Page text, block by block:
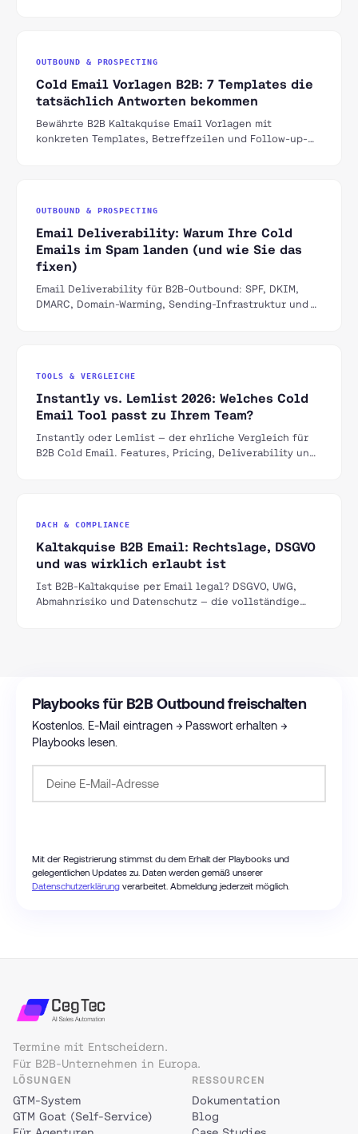
OUTBOUND & PROSPECTING
Cold Email Vorlagen B2B: 7 Templates die
tatsächlich Antworten bekommen
Bewährte B2B Kaltakquise Email Vorlagen mit
konkreten Templates, Betreffzeilen und Follow-up-
OUTBOUND & PROSPECTING
Email Deliverability: Warum Ihre Cold
Emails im Spam landen (und wie Sie das
fixen)
Email Deliverability für B2B-Outbound: SPF, DKIM,
DMARC, Domain-Warming, Sending-Infrastruktur und
TOOLS & VERGLEICHE
Instantly vs. Lemlist 2026: Welches Cold
Email Tool passt zu Ihrem Team?
Instantly oder Lemlist — der ehrliche Vergleich für
B2B Cold Email. Features, Pricing, Deliverability und
DACH & COMPLIANCE
Kaltakquise B2B Email: Rechtslage, DSGVO
und was wirklich erlaubt ist
Ist B2B-Kaltakquise per Email legal? DSGVO, UWG,
Abmahnrisiko und Datenschutz — die vollständige
Playbooks für B2B Outbound freischalten
Kostenlos. E-Mail eintragen → Passwort erhalten →
Playbooks lesen.
Mit der Registrierung stimmst du dem Erhalt der Playbooks und
gelegentlichen Updates zu. Daten werden gemäß unserer
Datenschutzerklärung verarbeitet. Abmeldung jederzeit möglich.
Termine mit Entscheidern.
Für B2B-Unternehmen in Europa.
LÖSUNGEN
GTM-System
GTM Goat (Self-Service)
RESSOURCEN
Dokumentation
Blog